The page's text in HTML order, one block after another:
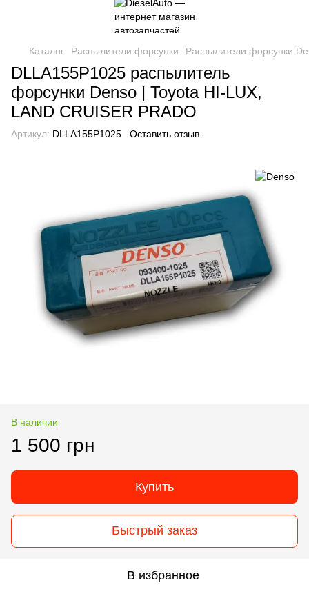
Каталог Распылители форсунки Распылители форсунки
DLLA155P1025 распылитель
форсунки Denso | Toyota HI-LUX,
LAND CRUISER PRADO
Артикул: DLLA155P1025 Оставить отзыв
В наличии
1 500 грн
Купить
Быстрый заказ
В избранное